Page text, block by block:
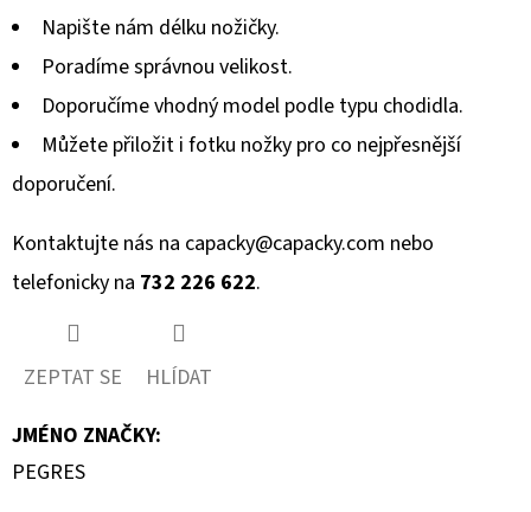
Napište nám délku nožičky.
Poradíme správnou velikost.
Doporučíme vhodný model podle typu chodidla.
Můžete přiložit i fotku nožky pro co nejpřesnější
doporučení.
Kontaktujte nás na capacky@capacky.com nebo
telefonicky na 732 226 622.
ZEPTAT SE
HLÍDAT
JMÉNO ZNAČKY:
PEGRES